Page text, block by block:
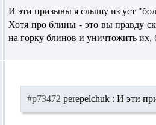
И эти призывы я слышу из уст
Хотя про блины - это вы правду
на горку блинов и уничтожить их,
#p73472 perepelchuk : И эти